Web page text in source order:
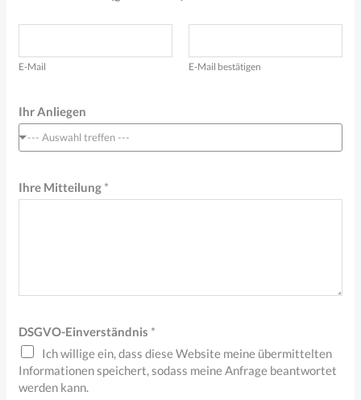
E-Mail E-Mail bestätigen
Ihr Anliegen
--- Auswahl treffen ---
*
t
i
u
Ihre Mitteilung *
DSGVO-Einverständnis *
Ich willige ein, dass diese Website meine übermittelten
Informationen speichert, sodass meine Anfrage beantwortet
werden kann.